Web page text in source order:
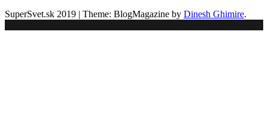
SuperSvet.sk 2019 | Theme: BlogMagazine by Dinesh Ghimire.